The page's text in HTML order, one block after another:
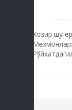
Хозир шу
Мехмонлар: